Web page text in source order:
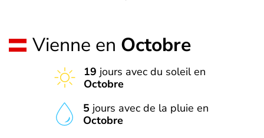
Vienne en Octobre
19 jours avec du soleil en
Octobre
5 jours avec de la pluie en
Octobre